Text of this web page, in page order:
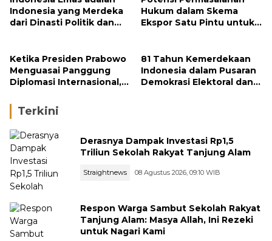
Indonesia yang Merdeka
dari Dinasti Politik dan
Hukum dalam Skema
Ekspor Satu Pintu untuk
Ketika Presiden Prabowo
Menguasai Panggung
Diplomasi Internasional,
Kaesang Menguasai
Safari Politik Nasional
81 Tahun Kemerdekaan
Indonesia dalam Pusaran
Demokrasi Elektoral dan
Terkini
Derasnya Dampak Investasi Rp1,5
Triliun Sekolah Rakyat Tanjung Alam
Straightnews 08 Agustus 2026, 09:10 WIB
Respon Warga Sambut Sekolah Rakyat
Tanjung Alam: Masya Allah, Ini Rezeki
untuk Nagari Kami